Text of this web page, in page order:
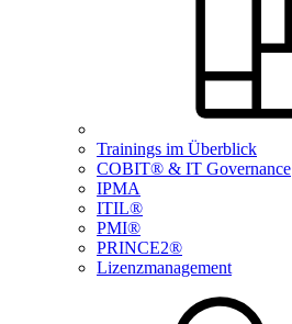
Trainings im Überblick
COBIT® & IT Governance
IPMA
ITIL®
PMI®
PRINCE2®
Lizenzmanagement